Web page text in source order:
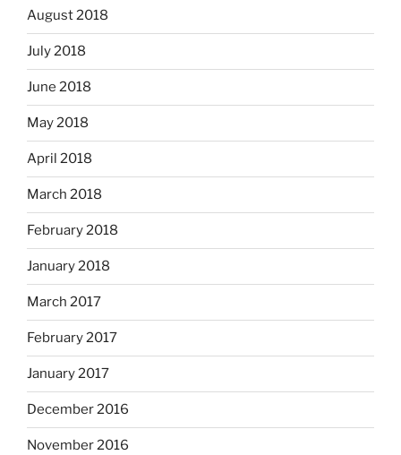
August 2018
July 2018
June 2018
May 2018
April 2018
March 2018
February 2018
January 2018
March 2017
February 2017
January 2017
December 2016
November 2016